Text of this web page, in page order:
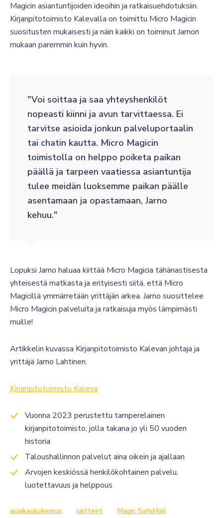
Magicin asiantuntijoiden ideoihin ja ratkaisuehdotuksiin.
Kirjanpitotoimisto Kalevalla on toimittu Micro Magicin
suositusten mukaisesti ja näin kaikki on toiminut Jarnon
mukaan paremmin kuin hyvin.
Voi soittaa ja saa yhteyshenkilöt
nopeasti kiinni ja avun tarvittaessa. Ei
tarvitse asioida jonkun palveluportaalin
tai chatin kautta. Micro Magicin
toimistolla on helppo poiketa paikan
päällä ja tarpeen vaatiessa asiantuntija
tulee meidän luoksemme paikan päälle
asentamaan ja opastamaan, Jarno
kehuu.
Lopuksi Jarno haluaa kiittää Micro Magicia tähänastisesta
yhteisestä matkasta ja erityisesti siitä, että Micro
Magicillä ymmärretään yrittäjän arkea. Jarno suosittelee
Micro Magicin palveluita ja ratkaisuja myös lämpimästi
muille!
Artikkelin kuvassa Kirjanpitotoimisto Kalevan johtaja ja
yrittäjä Jarno Lahtinen.
Kirjanpitotoimisto Kaleva
Vuonna 2023 perustettu tamperelainen
kirjanpitotoimisto, jolla takana jo yli 50 vuoden
historia
Taloushallinnon palvelut aina oikein ja ajallaan
Arvojen keskiössä henkilökohtainen palvelu,
luotettavuus ja helppous
asiakaskokemus laitteet Magic SafeMail